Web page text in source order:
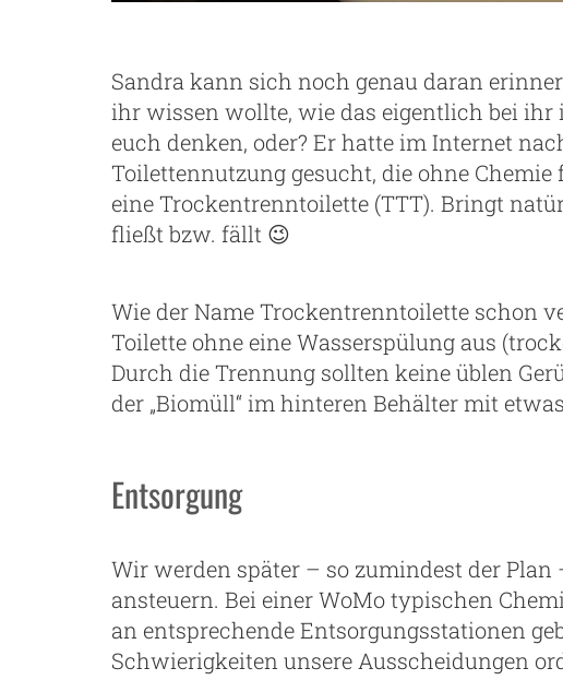
Sandra kann sich noch genau daran
ihr wissen wollte, wie das eigentlich bei ihr
euch denken, oder? Er hatte im Internet
Toilettennutzung gesucht, die ohne
eine Trockentrenntoilette (TTT). Bringt
fließt bzw. fällt 😉
Wie der Name Trockentrenntoilette schon
Toilette ohne eine Wasserspülung aus
Durch die Trennung sollten keine üblen
der „Biomüll“ im hinteren Behälter mit
Entsorgung
Wir werden später – so zumindest der
ansteuern. Bei einer WoMo typischen
an entsprechende Entsorgungsstationen
Schwierigkeiten unsere Ausscheidungen